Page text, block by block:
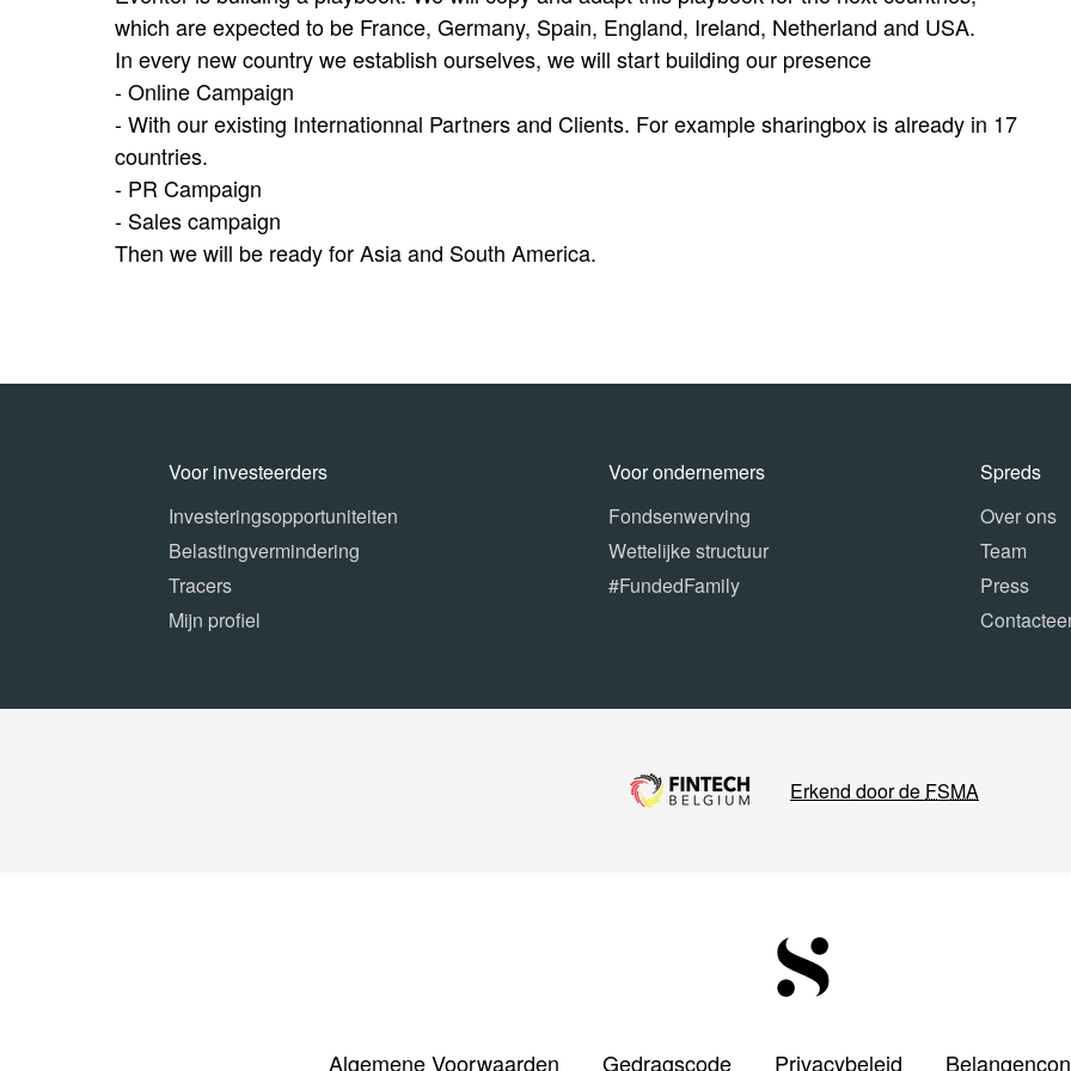
which are expected to be France, Germany, Spain, England, Ireland, Netherland and USA.
In every new country we establish ourselves, we will start building our presence
- Online Campaign
- With our existing Internationnal Partners and Clients. For example sharingbox is already in 17
countries.
- PR Campaign
- Sales campaign
Then we will be ready for Asia and South America.
Voor investeerders
Investeringsopportuniteiten
Belastingvermindering
Tracers
Mijn profiel
Voor ondernemers
Fondsenwerving
Wettelijke structuur
#FundedFamily
Spreds
Over ons
Team
Press
Erkend door de FSMA
Algemene Voorwaarden Gedragscode Privacybeleid